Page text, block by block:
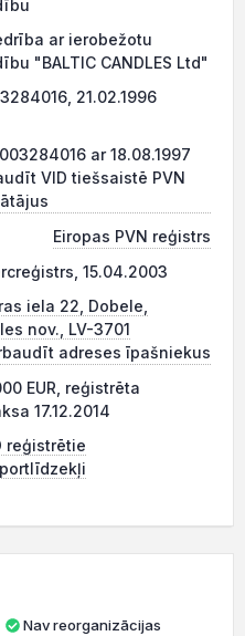
ar ierobežotu
"BALTIC CANDLES Ltd"
21.02.1996
ar 18.08.1997
VID tiešsaistē PVN
Eiropas PVN reģistrs
15.04.2003
iela 22, Dobele,
nov., LV-3701
adreses īpašniekus
EUR, reģistrēta
17.12.2014
reģistrētie
Nav reorganizācijas